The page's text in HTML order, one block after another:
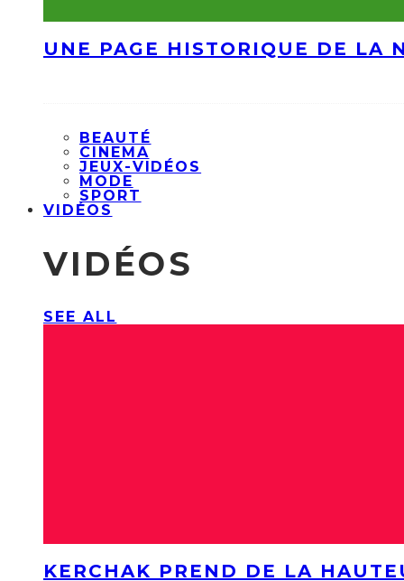
UNE PAGE HISTORIQUE DE LA
BEAUTÉ
CINEMA
JEUX-VIDÉOS
MODE
SPORT
VIDÉOS
VIDÉOS
SEE ALL
KERCHAK PREND DE LA